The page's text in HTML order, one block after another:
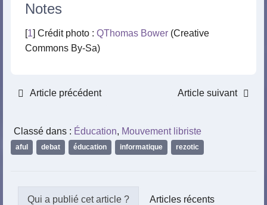
Notes
[1] Crédit photo : QThomas Bower (Creative
Commons By-Sa)
Article précédent Article suivant
Classé dans : Éducation, Mouvement libriste
aful debat éducation informatique rezotic
Articles récents